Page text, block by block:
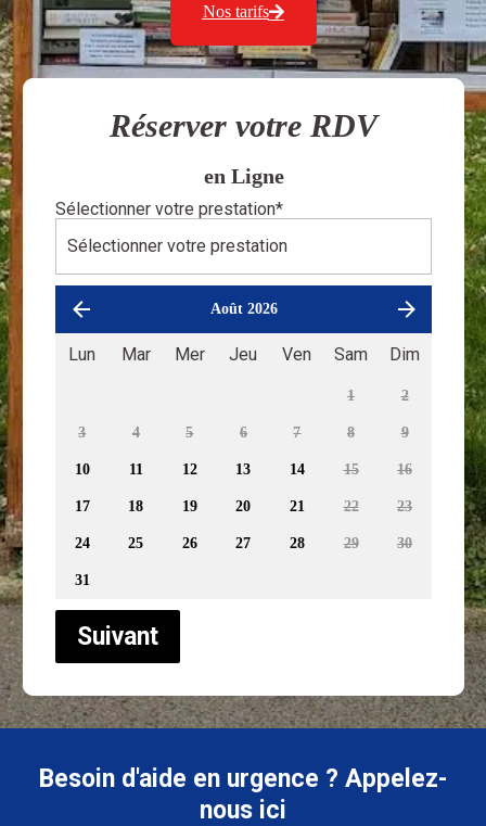
Nos tarifs
Réserver votre RDV
en Ligne
Sélectionner votre prestation*
Août 2026
Lun Mar Mer Jeu Ven Sam Dim
1 2
3 4 5 6 7 8 9
10 11 12 13 14 15 16
17 18 19 20 21 22 23
24 25 26 27 28 29 30
31
Suivant
Besoin d'aide en urgence ? Appelez-
nous ici